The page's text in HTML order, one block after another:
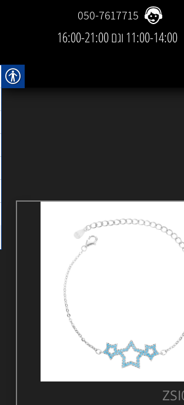
050-7617715
11:00-14:00 וגם 16:00-21:00